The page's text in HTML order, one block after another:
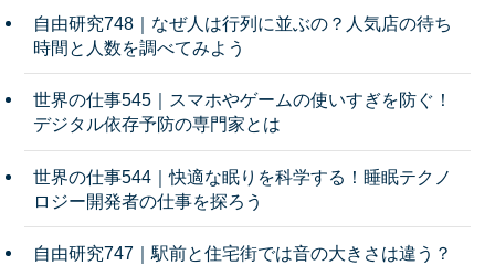
自由研究748｜なぜ人は行列に並ぶの？人気店の待ち
時間と人数を調べてみよう
世界の仕事545｜スマホやゲームの使いすぎを防ぐ！
デジタル依存予防の専門家とは
世界の仕事544｜快適な眠りを科学する！睡眠テクノ
ロジー開発者の仕事を探ろう
自由研究747｜駅前と住宅街では音の大きさは違う？